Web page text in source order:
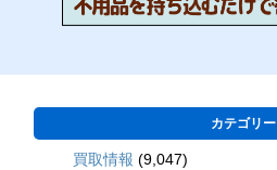
カテゴリー
買取情報 (9,047)